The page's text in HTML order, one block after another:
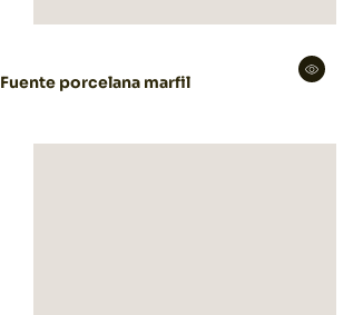
Fuente porcelana marfil